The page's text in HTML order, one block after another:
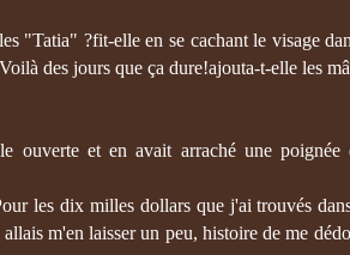
"Tatia" ?fit-elle en se cachant le visage
des jours que ça dure!ajouta-t-elle les
ouverte et en avait arraché une
les dix milles dollars que j'ai trouvés
m'en laisser un peu, histoire de me